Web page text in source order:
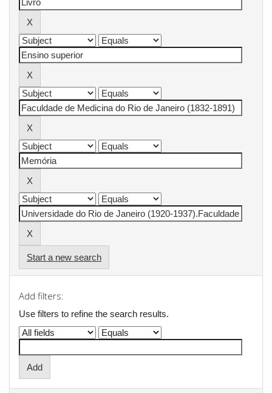
Start a new search
Add filters:
Use filters to refine the search results.